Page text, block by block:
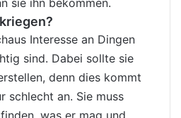
sie ihn bekommen.
Interesse an Dingen
sind. Dabei sollte sie
denn dies kommt
schlecht an. Sie muss
was er mag und